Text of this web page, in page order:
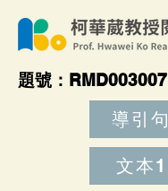
​題號：RMD003007
導引句
文本1